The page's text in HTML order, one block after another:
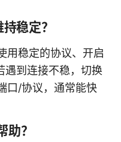
稳定？
用稳定的协议、开启
到连接不稳，切换
口/协议，通常能快
？